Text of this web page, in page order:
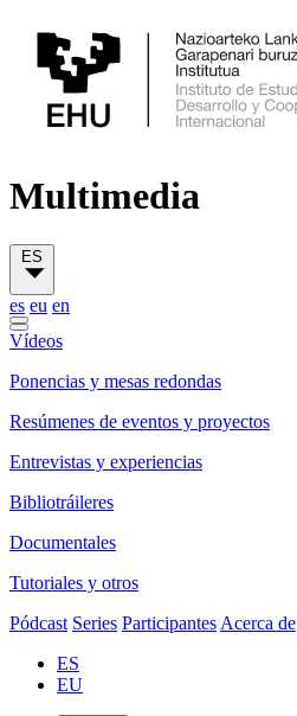
Multimedia
ES
es eu en
Vídeos
Ponencias y mesas redondas
Resúmenes de eventos y proyectos
Entrevistas y experiencias
Bibliotráileres
Documentales
Tutoriales y otros
Pódcast Series Participantes Acerca de
ES
EU